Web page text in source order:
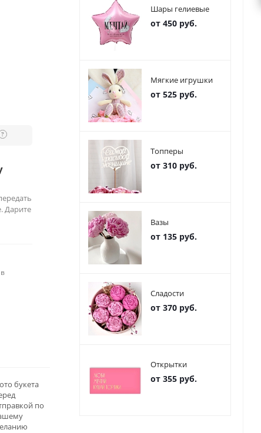
?
Дарите
букета
по
Шары гелиевые
от 450 руб.
Мягкие игрушки
от 525 руб.
Топперы
от 310 руб.
Вазы
от 135 руб.
Сладости
от 370 руб.
Открытки
от 355 руб.